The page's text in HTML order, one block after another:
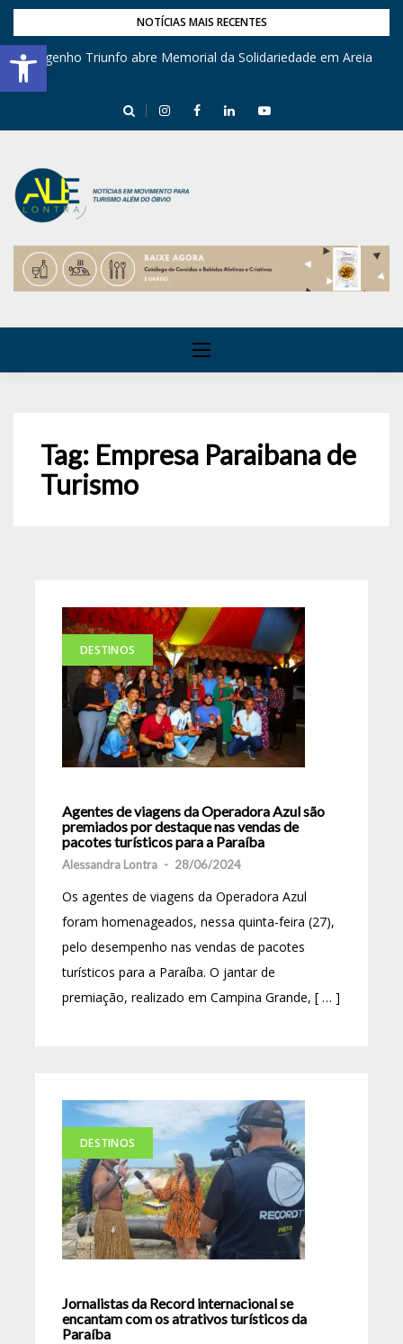
Barra de Ferramentas Aberta
NOTÍCIAS MAIS RECENTES
Engenho Triunfo abre Memorial da Solidariedade em Areia
Tag: Empresa Paraibana de
Turismo
DESTINOS
Agentes de viagens da Operadora Azul são
premiados por destaque nas vendas de
pacotes turísticos para a Paraíba
Alessandra Lontra - 28/06/2024
Os agentes de viagens da Operadora Azul
foram homenageados, nessa quinta-feira (27),
pelo desempenho nas vendas de pacotes
turísticos para a Paraíba. O jantar de
premiação, realizado em Campina Grande, [ … ]
DESTINOS
Jornalistas da Record internacional se
encantam com os atrativos turísticos da
Paraíba